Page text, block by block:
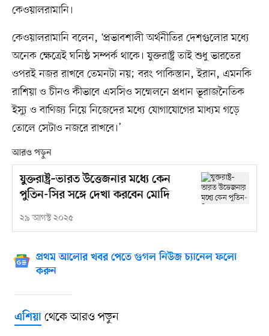
কেওয়ালরামানি।
কেওয়ালরামানি বলেন, ‘প্রভাবশালী অর্থনীতির দেশগুলোর মধ্যে
অনেক ক্ষেত্রেই ঘনিষ্ঠ সম্পর্ক থাকে। যুক্তরাষ্ট্র তাই শুধু ভারতের
ওপরই নজর রাখবে তেমনটা নয়; বরং পাকিস্তান, ইরান, এমনকি
রাশিয়া ও চীনও কীভাবে এসসিও সম্মেলনে প্রধান ভূরাজনৈতিক
ইস্যু ও বাণিজ্য নিয়ে নিজেদের মধ্যে যোগাযোগের মাধ্যম গড়ে
তোলে সেটাও নজরে রাখবে।’
আরও পড়ুন
যুক্তরাষ্ট্র–ভারত উত্তেজনার মধ্যে কেন
পুতিন-সির সঙ্গে দেখা করবেন মোদি
২৯ আগস্ট ২০২৫
প্রথম আলোর খবর পেতে গুগল নিউজ চ্যানেল ফলো
করুন
এশিয়াথেকে আরও পড়ুন